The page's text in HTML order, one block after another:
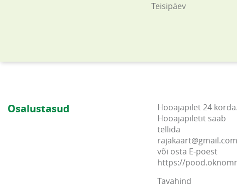
Teisipäev
Osalustasud
Hooajapilet 24 korda.
Hooajapiletit saab
tellida
rajakaart@gmail.com
või osta E-poest
https://
Tavahind